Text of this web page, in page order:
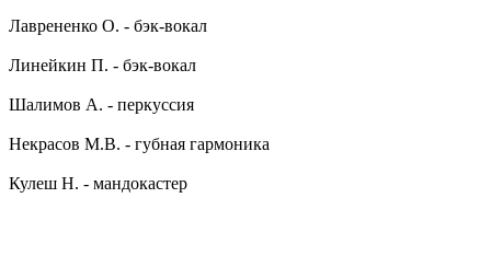
Лаврененко О. - бэк-вокал
Линейкин П. - бэк-вокал
Шалимов А. - перкуссия
Некрасов М.В. - губная гармоника
Кулеш Н. - мандокастер